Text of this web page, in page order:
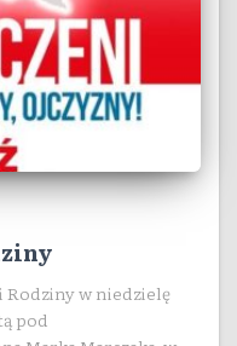
Rodziny w niedzielę
pod